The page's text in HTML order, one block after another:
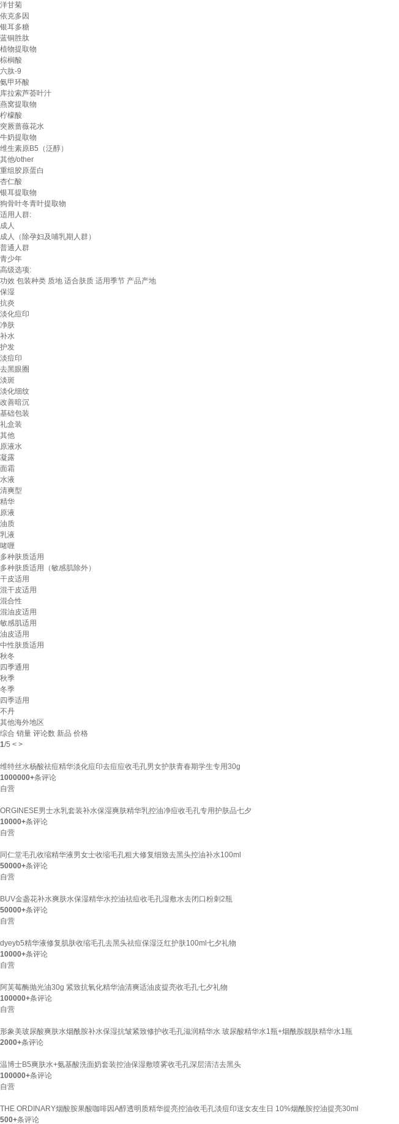
洋甘菊
依克多因
银耳多糖
蓝铜胜肽
植物提取物
棕榈酸
六肽-9
氨甲环酸
库拉索芦荟叶汁
燕窝提取物
柠檬酸
突厥蔷薇花水
牛奶提取物
维生素原B5（泛醇）
其他/other
重组胶原蛋白
杏仁酸
银耳提取物
狗骨叶冬青叶提取物
适用人群:
成人
成人（除孕妇及哺乳期人群）
普通人群
青少年
高级选项:
功效 包装种类 质地 适合肤质 适用季节 产品产地
保湿
抗炎
淡化痘印
净肤
补水
护发
淡痘印
去黑眼圈
淡斑
淡化细纹
改善暗沉
基础包装
礼盒装
其他
原液水
凝露
面霜
水液
清爽型
精华
原液
油质
乳液
啫喱
多种肤质适用
多种肤质适用（敏感肌除外）
干皮适用
混干皮适用
混合性
混油皮适用
敏感肌适用
油皮适用
中性肤质适用
秋冬
四季通用
秋季
冬季
四季适用
不丹
其他海外地区
综合 销量 评论数 新品 价格
1/5 < >
维特丝水杨酸祛痘精华淡化痘印去痘痘收毛孔男女护肤青春期学生专用30g
1000000+条评论
自营
ORGINESE男士水乳套装补水保湿爽肤精华乳控油净痘收毛孔专用护肤品七夕
10000+条评论
自营
同仁堂毛孔收缩精华液男女士收缩毛孔粗大修复细致去黑头控油补水100ml
50000+条评论
自营
BUV金盏花补水爽肤水保湿精华水控油祛痘收毛孔湿敷水去闭口粉刺2瓶
50000+条评论
自营
dyeyb5精华液修复肌肤收缩毛孔去黑头祛痘保湿泛红护肤100ml七夕礼物
10000+条评论
自营
阿芙莓酶抛光油30g 紧致抗氧化精华油清爽适油皮提亮收毛孔七夕礼物
100000+条评论
自营
形象美玻尿酸爽肤水烟酰胺补水保湿抗皱紧致修护收毛孔滋润精华水 玻尿酸精华水1瓶+烟酰胺靓肤精华水1瓶
2000+条评论
温博士B5爽肤水+氨基酸洗面奶套装控油保湿敷喷雾收毛孔深层清洁去黑头
100000+条评论
自营
THE ORDINARY烟酸胺果酸咖啡因A醇透明质精华提亮控油收毛孔淡痘印送女友生日 10%烟酰胺控油提亮30ml
500+条评论